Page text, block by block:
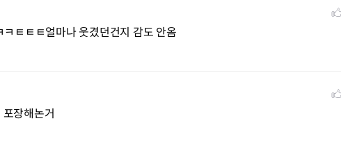
ㅋㅌㅌㅌ얼마나 웃겼던건지 감도 안옴
장해논거